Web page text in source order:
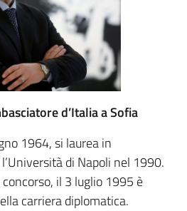
d’Italia a Sofia
1964, si laurea in
di Napoli nel 1990.
il 3 luglio 1995 è
carriera diplomatica.